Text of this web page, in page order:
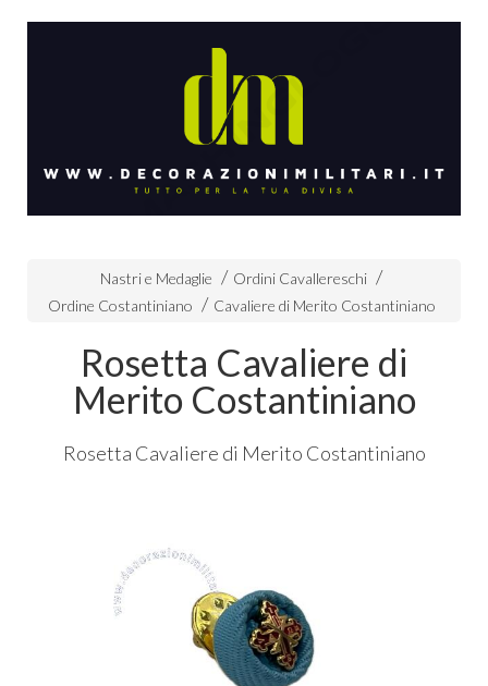
Nastri e Medaglie
Ordini Cavallereschi
Ordine Costantiniano
Cavaliere di Merito Costantiniano
Rosetta Cavaliere di
Merito Costantiniano
Rosetta Cavaliere di Merito Costantiniano